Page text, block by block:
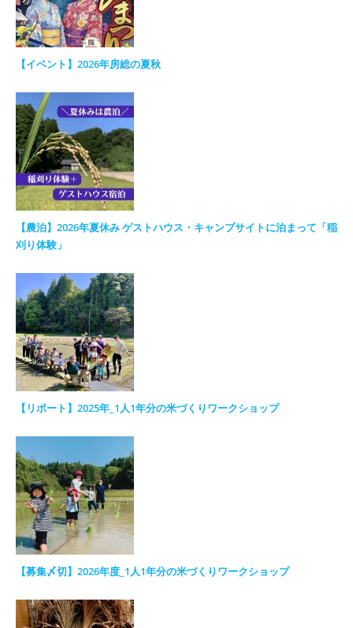
【イベント】2026年房総の夏秋
【農泊】2026年夏休み ゲストハウス・キャンプサイトに泊まって「稲
刈り体験」
【リポート】2025年_1人1年分の米づくりワークショップ
【募集〆切】2026年度_1人1年分の米づくりワークショップ